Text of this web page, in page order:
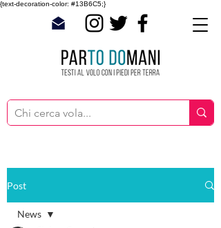
{text-decoration-color: #13B6C5;}
Post
News